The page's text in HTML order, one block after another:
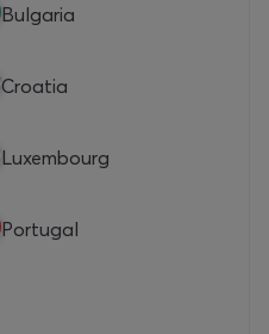
Bulgaria
Croatia
Luxembourg
Portugal